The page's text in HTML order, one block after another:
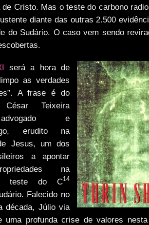
de Cristo. Mas o teste do carbono
diante das outras 2.500
do Sudário. O caso vem sendo
será a hora de
as verdades
A frase é do
Teixeira
e
erudito na
Jesus, um dos
a apontar
na
teste do C14
Falecido no
década, Júlio via
uma profunda crise de valores